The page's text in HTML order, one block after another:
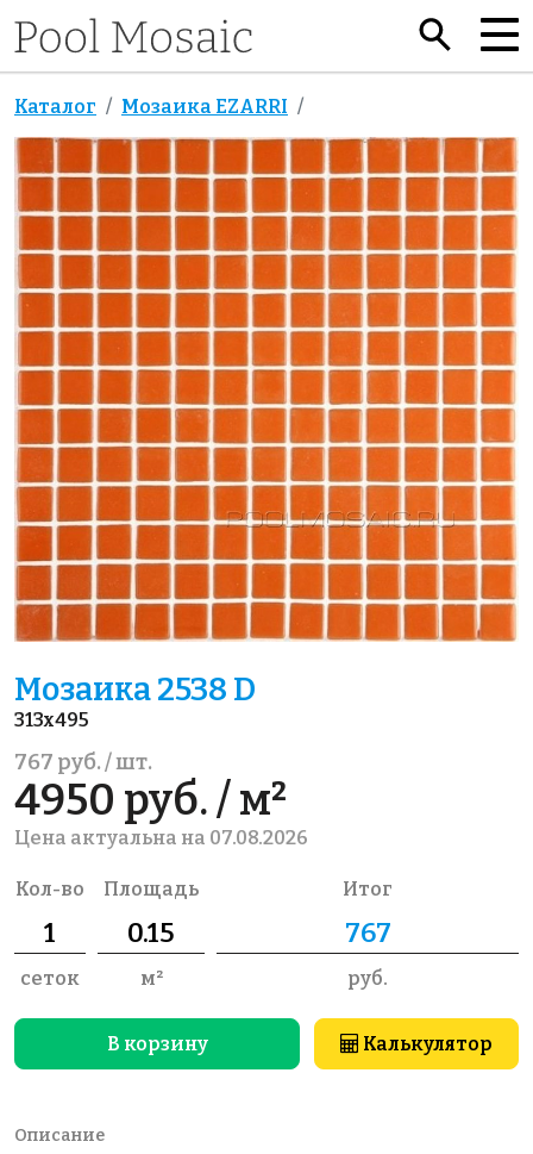
Каталог Мозаика EZARRI
Мозаика 2538 D
313x495
767 руб. / шт.
4950 руб. / м²
Цена актуальна на 07.08.2026
Кол-во
сеток
Площадь
м²
Итог
руб.
В корзину Калькулятор
Описание